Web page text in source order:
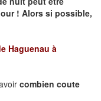
! Alors si possible,
Haguenau à
combien coute